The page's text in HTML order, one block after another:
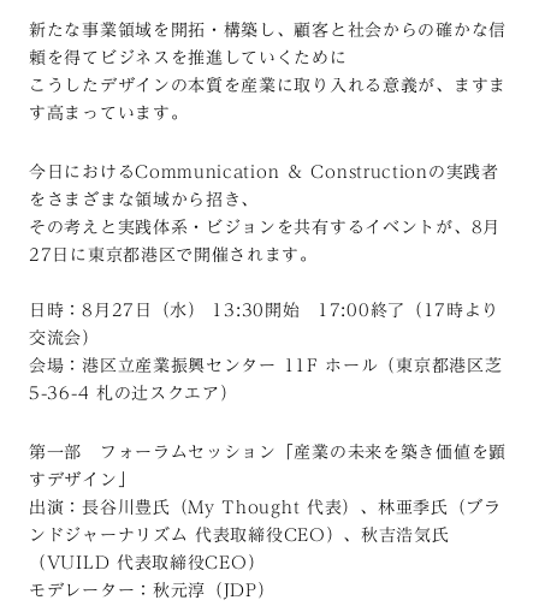
新たな事業領域を開拓・構築し、顧客と社会からの確かな信
頼を得てビジネスを推進していくために
こうしたデザインの本質を産業に取り入れる意義が、ますま
す高まっています。
今日におけるCommunication ＆
Constructionの実践者
をさまざまな領域から招き、
その考えと実践体系・ビジョンを共有するイベントが、8月
27日に東京都港区で開催されます。
日時：8月27日（水）
13:30開始 17:00終了（17時より
交流会）
会場：港区立産業振興センター
11F ホール（東京都港区芝
5-36-4 札の辻スクエア）
第一部 フォーラムセッション「産業の未来を築き価値を顕
すデザイン」
出演：長谷川豊氏（My Thought 代表）、林亜季氏（ブラ
ンドジャーナリズム 代表取締役CEO）、秋吉浩気氏
（VUILD 代表取締役CEO）
モデレーター：秋元淳（JDP）